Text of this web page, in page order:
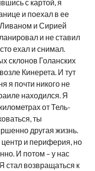
с картой, я
и поехал в ее
Ливаном и Сирией
и не ставил
ехал и снимал.
склонов Голанских
Кинерета. И тут
я почти никого не
находился. Я
от Тель-
ты
другая жизнь.
и периферия, но
И потом – у нас
стал возвращаться к